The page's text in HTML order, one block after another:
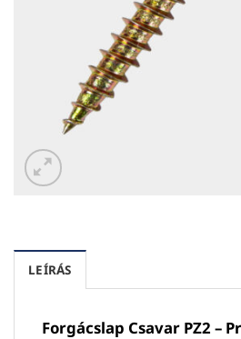
LEÍRÁS
Forgácslap Csavar PZ2 –